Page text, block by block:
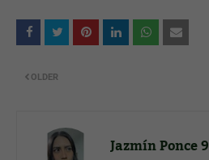
OLDER
Jazmín Ponce